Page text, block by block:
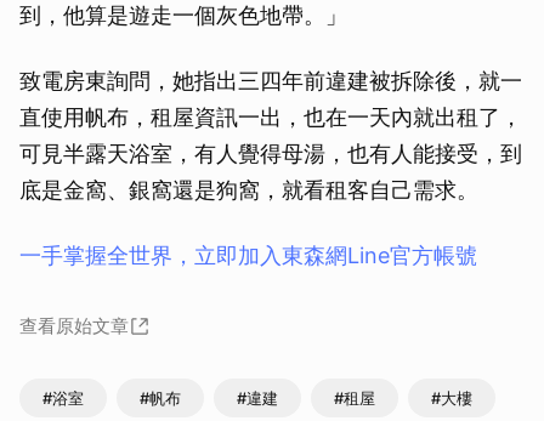
到，他算是遊走一個灰色地帶。」
致電房東詢問，她指出三四年前違建被拆除後，就一
直使用帆布，租屋資訊一出，也在一天內就出租了，
可見半露天浴室，有人覺得母湯，也有人能接受，到
底是金窩、銀窩還是狗窩，就看租客自己需求。
一手掌握全世界，立即加入東森網Line官方帳號
查看原始文章
#浴室 #帆布 #違建 #租屋 #大樓